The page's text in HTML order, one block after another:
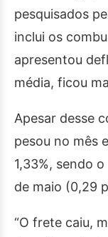
pesquisados
inclui os
apresentou
média, ficou
Apesar desse
pesou no mês
1,33%, sendo
de maio (0,29
“O frete caiu,